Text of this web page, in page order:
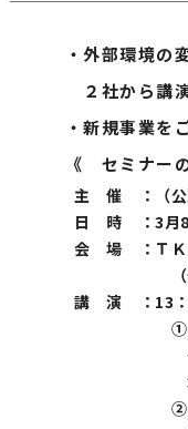
・外部環境の変化
２社から講演を
・新規事業をご検
《 セミナーの
主 催 ：
（
日 時 ： 3月
会 場 ： Ｔ
（
講 演 ： 13
①
～
②